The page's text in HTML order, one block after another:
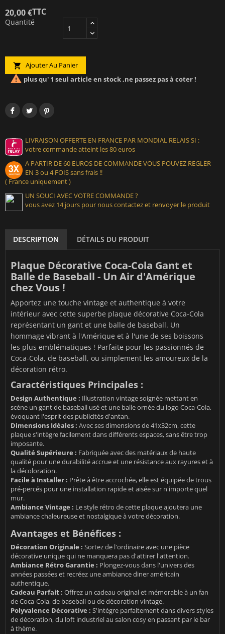
20,00 €TTC
Quantité
 Ajouter Au Panier
 plus qu' 1 seul article en stock ,ne passez pas à coter !
LIVRAISON OFFERTE EN FRANCE PAR MONDIAL RELAIS SI :
votre commande atteint les 80 euros
A PARTIR DE 60 EUROS DE COMMANDE VOUS POUVEZ REGLER
EN 3 ou 4 FOIS sans frais !!
( France uniquement )
UN SOUCI AVEC VOTRE COMMANDE ?
vous avez 14 jours pour nous contactez et renvoyer le produit
DESCRIPTION DÉTAILS DU PRODUIT
Plaque Décorative Coca-Cola Gant et
Balle de Baseball - Un Air d'Amérique
chez Vous !
Apportez une touche vintage et authentique à votre
intérieur avec cette superbe plaque décorative Coca-Cola
représentant un gant et une balle de baseball. Un
hommage vibrant à l'Amérique et à l'une de ses boissons
les plus emblématiques ! Parfaite pour les passionnés de
Coca-Cola, de baseball, ou simplement les amoureux de la
décoration rétro.
Caractéristiques Principales :
Design Authentique : Illustration vintage soignée mettant en
scène un gant de baseball usé et une balle ornée du logo Coca-Cola,
évoquant l'esprit des publicités d'antan.
Dimensions Idéales : Avec ses dimensions de 41x32cm, cette
plaque s'intègre facilement dans différents espaces, sans être trop
imposante.
Qualité Supérieure : Fabriquée avec des matériaux de haute
qualité pour une durabilité accrue et une résistance aux rayures et à
la décoloration.
Facile à Installer : Prête à être accrochée, elle est équipée de trous
pré-percés pour une installation rapide et aisée sur n'importe quel
mur.
Ambiance Vintage : Le style rétro de cette plaque ajoutera une
ambiance chaleureuse et nostalgique à votre décoration.
Avantages et Bénéfices :
Décoration Originale : Sortez de l'ordinaire avec une pièce
décorative unique qui ne manquera pas d'attirer l'attention.
Ambiance Rétro Garantie : Plongez-vous dans l'univers des
années passées et recréez une ambiance diner américain
authentique.
Cadeau Parfait : Offrez un cadeau original et mémorable à un fan
de Coca-Cola, de baseball ou de décoration vintage.
Polyvalence Décorative : S'intègre parfaitement dans divers styles
de décoration, du loft industriel au salon cosy en passant par le bar
à thème.